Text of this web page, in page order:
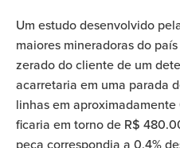
Um estudo desenvolvido
maiores mineradoras do
zerado do cliente de um
acarretaria em uma parada
linhas em
ficaria em torno de R$